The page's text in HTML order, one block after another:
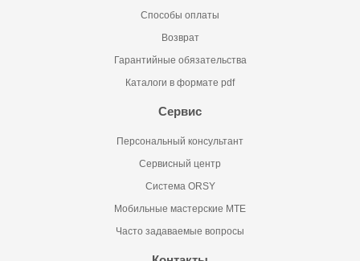
Способы оплаты
Возврат
Гарантийные обязательства
Каталоги в формате pdf
Сервис
Персональный консультант
Сервисный центр
Система ORSY
Мобильные мастерские MTE
Часто задаваемые вопросы